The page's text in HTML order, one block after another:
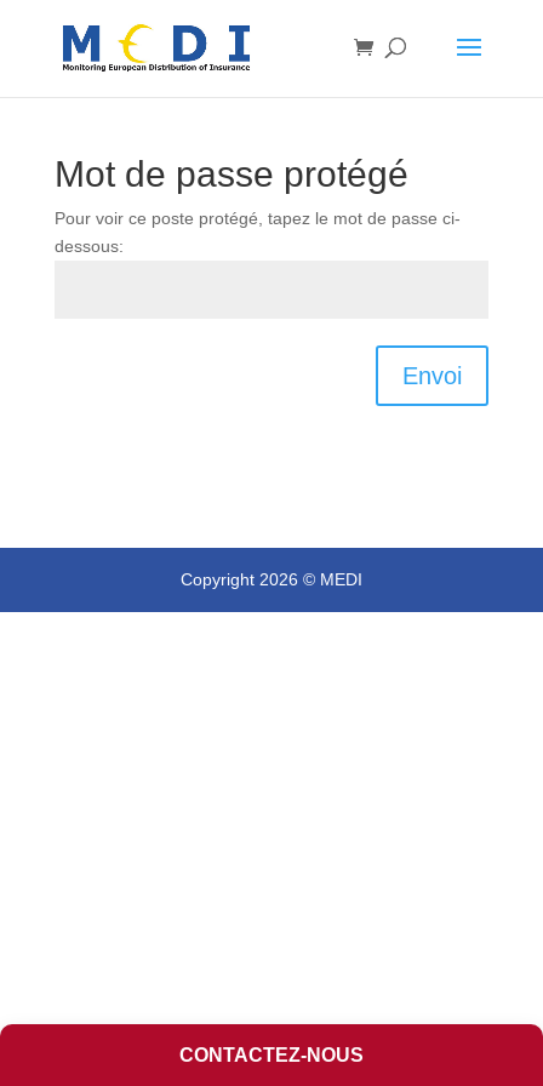
Mot de passe protégé
Pour voir ce poste protégé, tapez le mot de passe ci-
dessous:
Envoi
Copyright 2026 © MEDI
CONTACTEZ-NOUS